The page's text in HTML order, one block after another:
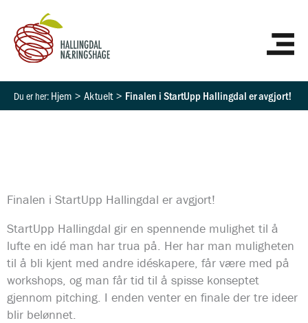
innholdet
Hjem Aktuelt Finalen i StartUpp Hallingdal er avgjort!
Finalen i StartUpp Hallingdal er avgjort!
StartUpp Hallingdal gir en spennende mulighet til å
lufte en idé man har trua på. Her har man muligheten
til å bli kjent med andre idéskapere, får være med på
workshops, og man får tid til å spisse konseptet
gjennom pitching. I enden venter en finale der tre ideer
blir belønnet.